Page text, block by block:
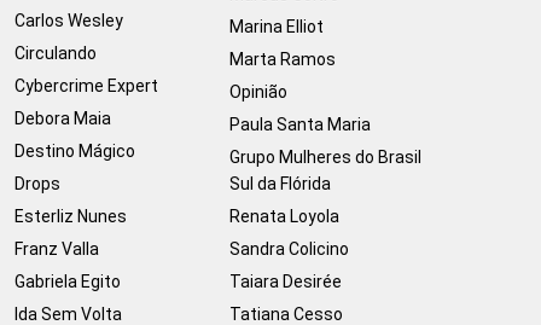
Carlos Wesley
Circulando
Cybercrime Expert
Debora Maia
Destino Mágico
Drops
Esterliz Nunes
Franz Valla
Gabriela Egito
Ida Sem Volta
Marina Elliot
Marta Ramos
Opinião
Paula Santa Maria
Grupo Mulheres do Brasil
Sul da Flórida
Renata Loyola
Sandra Colicino
Taiara Desirée
Tatiana Cesso